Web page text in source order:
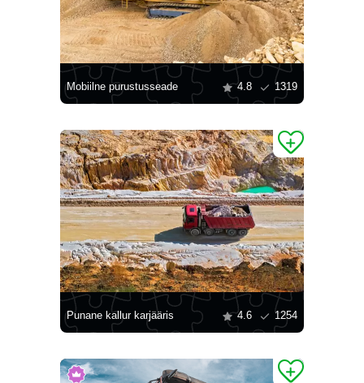
Mobiilne purustusseade 4.8 1319
Punane kallur karjääris 4.6 1254